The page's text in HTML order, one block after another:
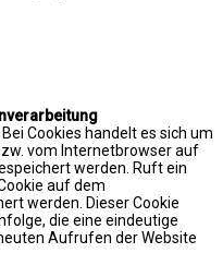
Cookies handelt es sich um
vom Internetbrowser auf
werden. Ruft ein
auf dem
werden. Dieser Cookie
die eine eindeutige
Aufrufen der Website